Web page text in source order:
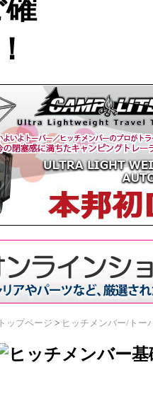
トップページ > ヒッチメンバー/トー